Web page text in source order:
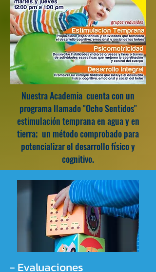
Nuestra Academia cuenta con un
programa llamado "Ocho Sentidos"
estimulación temprana en agua y en
tierra; un método comprobado para
potencializar el desarrollo físico y
cognitivo.
- Evaluaciones